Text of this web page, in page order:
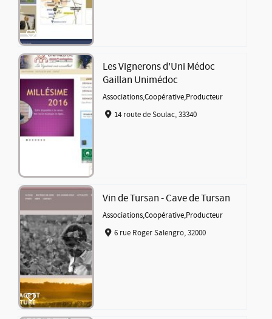
Les Vignerons d'Uni Médoc
Gaillan Unimédoc
Associations,Coopérative,Producteur
14 route de Soulac, 33340
Vin de Tursan - Cave de Tursan
Associations,Coopérative,Producteur
6 rue Roger Salengro, 32000